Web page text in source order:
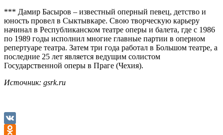
*** Дамир Басыров – известный оперный певец, детство и
юность провел в Сыктывкаре. Свою творческую карьеру
начинал в Республиканском театре оперы и балета, где с 1986
по 1989 годы исполнил многие главные партии в оперном
репертуаре театра. Затем три года работал в Большом театре, а
последние 25 лет является ведущим солистом
Государственной оперы в Праге (Чехия).
Источник: gsrk.ru
VK